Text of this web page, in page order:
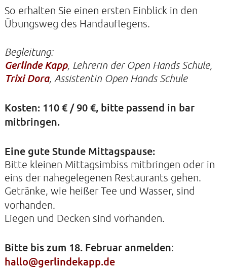
ARCHIV
IMPRESSUM
DATENSCHUTZERKLÄRUNG
KIRCHE DER STILLE
Helenenstraße 14A
22765 Hamburg
So erhalten Sie einen ersten Einblick in den
Übungsweg des Handauflegens.
Begleitung:
Gerlinde Kapp, Lehrerin der Open Hands Schule,
Trixi Dora, Assistentin Open Hands Schule
Kosten: 110 € / 90 €, bitte passend in bar
mitbringen.
Eine gute Stunde Mittagspause:
Bitte kleinen Mittagsimbiss mitbringen oder in
eins der nahegelegenen Restaurants gehen.
Getränke, wie heißer Tee und Wasser, sind
vorhanden.
Liegen und Decken sind vorhanden.
Bitte bis zum 18. Februar anmelden:
hallo@gerlindekapp.de